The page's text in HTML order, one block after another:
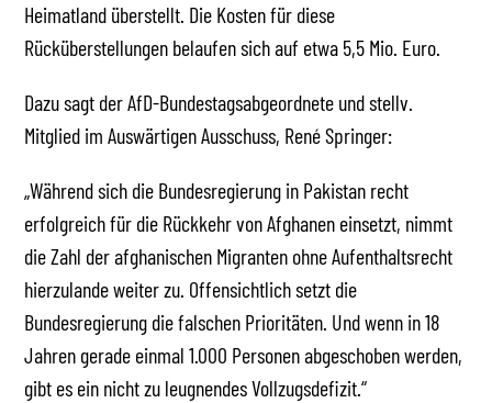
Heimatland überstellt. Die Kosten für diese
Rücküberstellungen belaufen sich auf etwa 5,5 Mio. Euro.
Dazu sagt der AfD-Bundestagsabgeordnete und stellv.
Mitglied im Auswärtigen Ausschuss, René Springer:
„Während sich die Bundesregierung in Pakistan recht
erfolgreich für die Rückkehr von Afghanen einsetzt, nimmt
die Zahl der afghanischen Migranten ohne Aufenthaltsrecht
hierzulande weiter zu. Offensichtlich setzt die
Bundesregierung die falschen Prioritäten. Und wenn in 18
Jahren gerade einmal 1.000 Personen abgeschoben werden,
gibt es ein nicht zu leugnendes Vollzugsdefizit.“